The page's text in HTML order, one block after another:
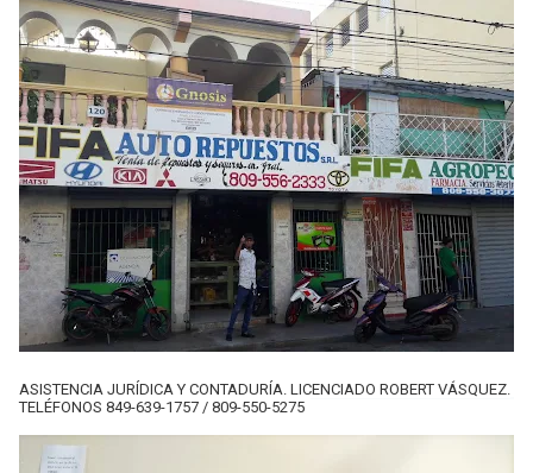
ASISTENCIA JURÍDICA Y CONTADURÍA. LICENCIADO ROBERT VÁSQUEZ.
TELÉFONOS 849-639-1757 / 809-550-5275